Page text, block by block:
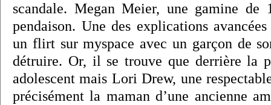
scandale. Megan Meier, une gamine de
pendaison. Une des explications
un flirt sur myspace avec un garçon de
détruire. Or, il se trouve que derrière la
adolescent mais Lori Drew, une
précisément la maman d’une ancienne